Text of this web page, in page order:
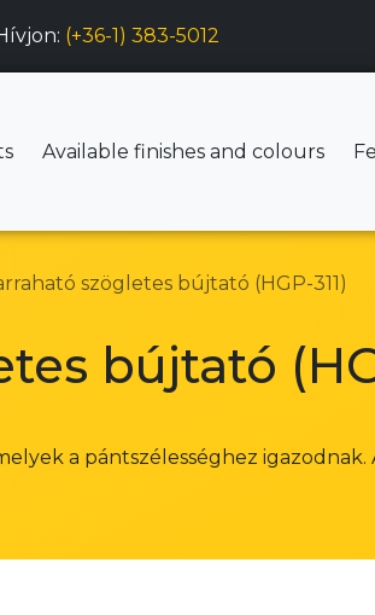
(+36-1) 383-5012
Available finishes and colours
szögletes bújtató (HGP-311)
bújtató
a pántszélességhez igazodnak.